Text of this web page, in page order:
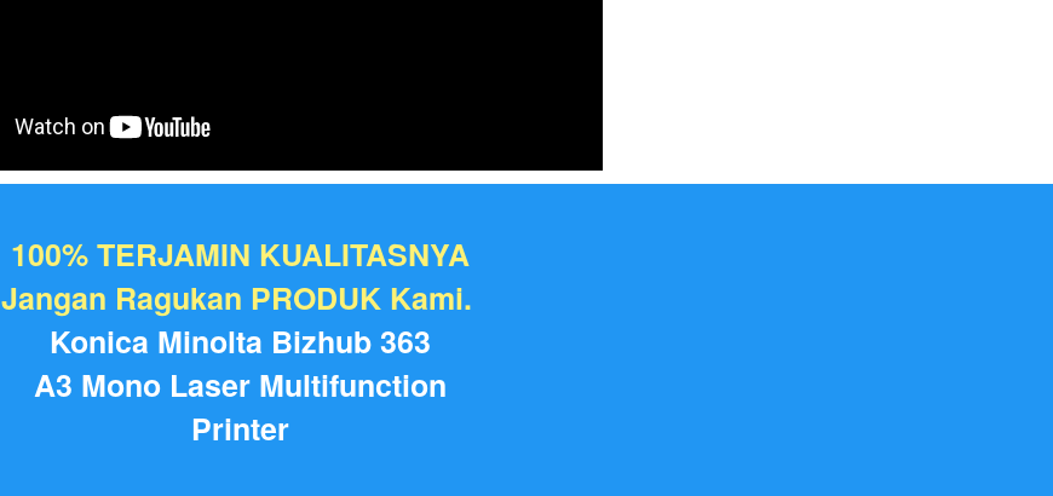
100% TERJAMIN KUALITASNYA
Jangan Ragukan PRODUK Kami.
Konica Minolta Bizhub 363
A3 Mono Laser Multifunction
Printer